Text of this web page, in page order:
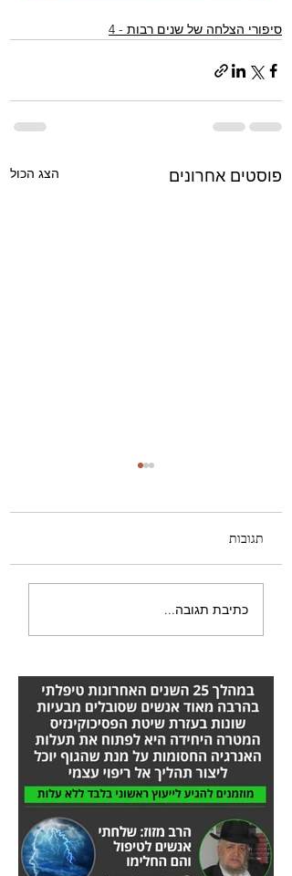
סיפורי הצלחה של שנים רבות - 4
פוסטים אחרונים הצג הכול
היה לי טישטוש בעין -
תגובות
כתיבת תגובה...